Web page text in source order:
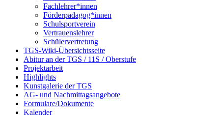
Fachlehrer*innen
Förderpadagog*innen
Schulsportverein
Vertrauenslehrer
Schülervertretung
TGS-Wiki-Übersichtsseite
Abitur an der TGS / 11S / Oberstufe
Projektarbeit
Highlights
Kunstgalerie der TGS
AG- und Nachmittagsangebote
Formulare/Dokumente
Kalender